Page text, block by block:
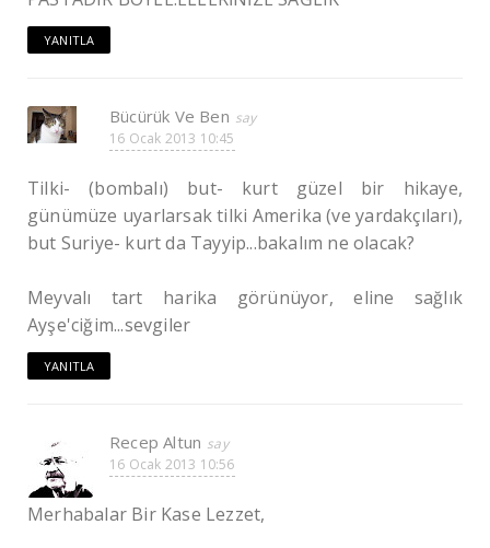
YANITLA
Bücürük Ve Ben
16 Ocak 2013 10:45
Tilki- (bombalı) but- kurt güzel bir hikaye,
günümüze uyarlarsak tilki Amerika (ve yardakçıları),
but Suriye- kurt da Tayyip...bakalım ne olacak?
Meyvalı tart harika görünüyor, eline sağlık
Ayşe'ciğim...sevgiler
YANITLA
Recep Altun
16 Ocak 2013 10:56
Merhabalar Bir Kase Lezzet,